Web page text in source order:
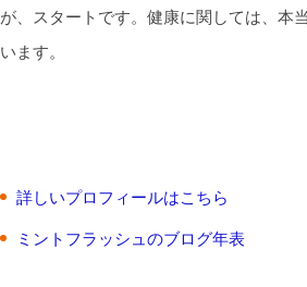
が、スタートです。健康に関しては、本
います。
詳しいプロフィールはこちら
ミントフラッシュのブログ年表